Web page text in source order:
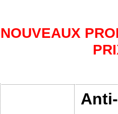
NOUVEAUX